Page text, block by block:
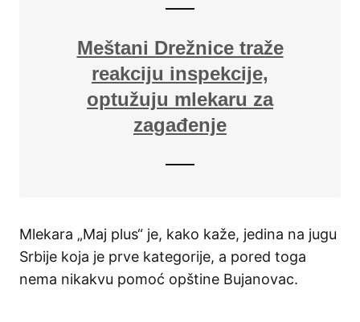
Meštani Drežnice traže
reakciju inspekcije,
optužuju mlekaru za
zagađenje
Mlekara „Maj plus“ je, kako kaže, jedina na jugu
Srbije koja je prve kategorije, a pored toga
nema nikakvu pomoć opštine Bujanovac.